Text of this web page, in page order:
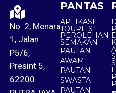
No. 2, Menara
1, Jalan
P5/6,
Presint 5,
62200
PANTAS
APLIKASI
TOURLIST
PEROLEHAN
SEMAKAN
PAUTAN
AWAM
PAUTAN
SWASTA
PAUTAN